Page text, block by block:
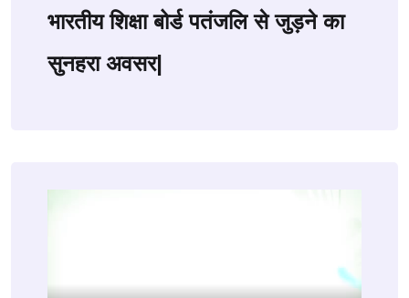
भारतीय शिक्षा बोर्ड पतंजलि से जुड़ने का
सुनहरा अवसर|